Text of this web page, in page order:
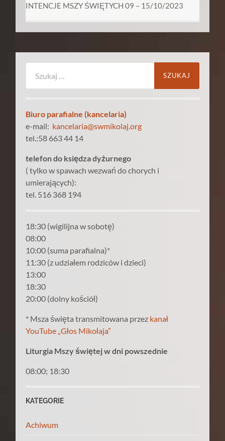
INTENCJE MSZY ŚWIĘTYCH 09 – 15/10/2023
Biuro parafialne (kancelaria)
e-mail: kancelaria@swmikolaj.org
tel.:58 663 44 14
telefon do księdza dyżurnego
( tylko w spawach wezwań do chorych i
umierających):
tel. 516 368 194
18:30 (wigilijna w sobotę)
08:00
10:00 (suma parafialna)*
11:30 (z udziałem rodziców i dzieci)
13:00
18:30
20:00 (dolny kościół)
* Msza święta transmitowana przez kanał
YouTube „Głos Mikołaja”
Liturgia Mszy świętej w dni powszednie
08:00; 18:30
KATEGORIE
Achiwum